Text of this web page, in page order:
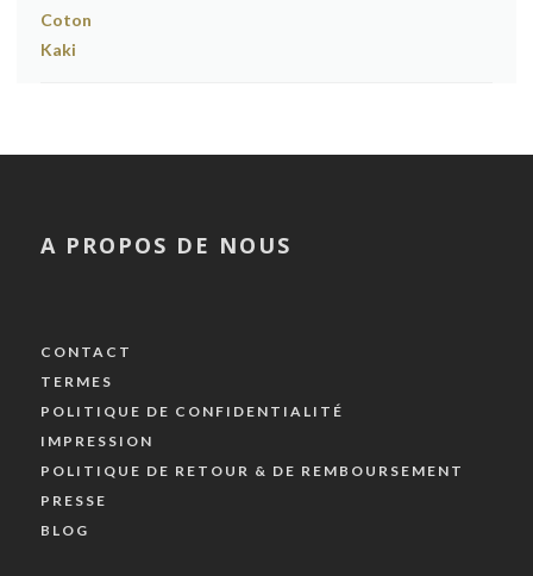
A PROPOS DE NOUS
CONTACT
TERMES
POLITIQUE DE CONFIDENTIALITÉ
IMPRESSION
POLITIQUE DE RETOUR & DE REMBOURSEMENT
PRESSE
BLOG